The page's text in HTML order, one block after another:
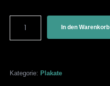
In den Warenkorb
Kategorie: Plakate